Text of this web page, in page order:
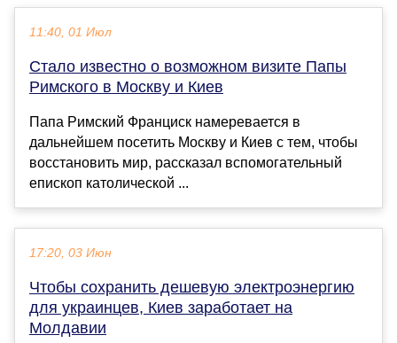
11:40, 01 Июл
Стало известно о возможном визите Папы
Римского в Москву и Киев
Папа Римский Франциск намеревается в
дальнейшем посетить Москву и Киев с тем, чтобы
восстановить мир, рассказал вспомогательный
епископ католической ...
17:20, 03 Июн
Чтобы сохранить дешевую электроэнергию
для украинцев, Киев заработает на
Молдавии